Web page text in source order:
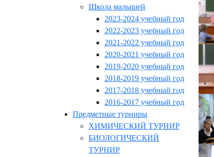
Школа малышей
2023-2024 учебный год
2022-2023 учебный год
2021-2022 учебный год
2020-2021 учебный год
2019-2020 учебный год
2018-2019 учебный год
2017-2018 учебный год
2016-2017 учебный год
Предметные турниры
ХИМИЧЕСКИЙ ТУРНИР
БИОЛОГИЧЕСКИЙ
ТУРНИР